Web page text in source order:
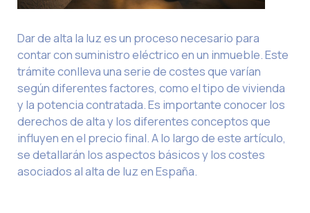
Dar de alta la luz es un proceso necesario para
contar con suministro eléctrico en un inmueble. Este
trámite conlleva una serie de costes que varían
según diferentes factores, como el tipo de vivienda
y la potencia contratada. Es importante conocer los
derechos de alta y los diferentes conceptos que
influyen en el precio final. A lo largo de este artículo,
se detallarán los aspectos básicos y los costes
asociados al alta de luz en España.